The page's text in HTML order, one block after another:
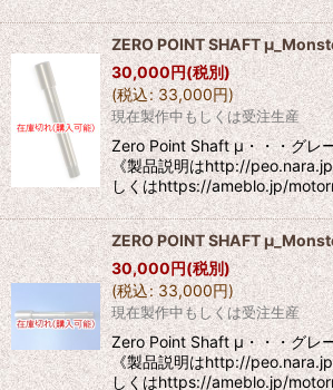
ZERO POINT SHAFT
30,000円(税別)
(税込: 33,000円)
現在製作中もしくは受注生産
Zero Point Shaft μ・・・グレ
《製品説明はhttp://
しくはhttps://ameblo.jp/
ZERO POINT SHAFT
30,000円(税別)
(税込: 33,000円)
現在製作中もしくは受注生産
Zero Point Shaft μ・・・グレ
《製品説明はhttp://
しくはhttps://ameblo.jp/